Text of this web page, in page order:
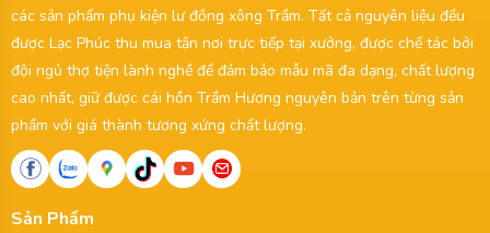
các sản phẩm phụ kiện lư đồng xông Trầm. Tất cả nguyên liệu đều
được Lạc Phúc thu mua tận nơi trực tiếp tại xưởng, được chế tác bởi
đội ngủ thợ tiện lành nghề để đảm bảo mẫu mã đa dạng, chất lượng
cao nhất, giữ được cái hồn Trầm Hương nguyên bản trên từng sản
phẩm với giá thành tương xứng chất lượng.
Sản Phẩm